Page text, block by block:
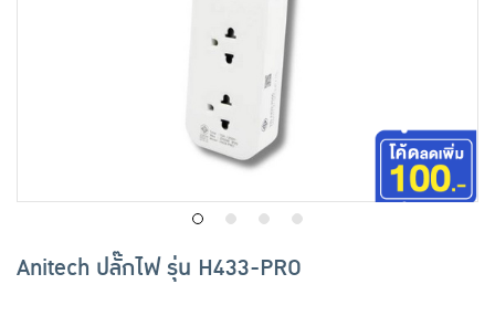
Anitech ปลั๊กไฟ รุ่น H433-PRO